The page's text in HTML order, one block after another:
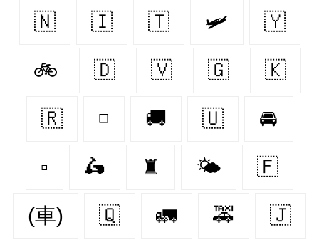
🇳‌ 🇮‌ 🇹‌ 🛩 🇾‌
🚲 🇩‌ 🇻‌ 🇬‌ 🇰‌
🇷‌ ◽ 🚚 🇺‌ 🚘
▫ 🛵 ♜ 🌤 🇫‌
(車) 🇶‌ 🚛 🚕 🇯‌